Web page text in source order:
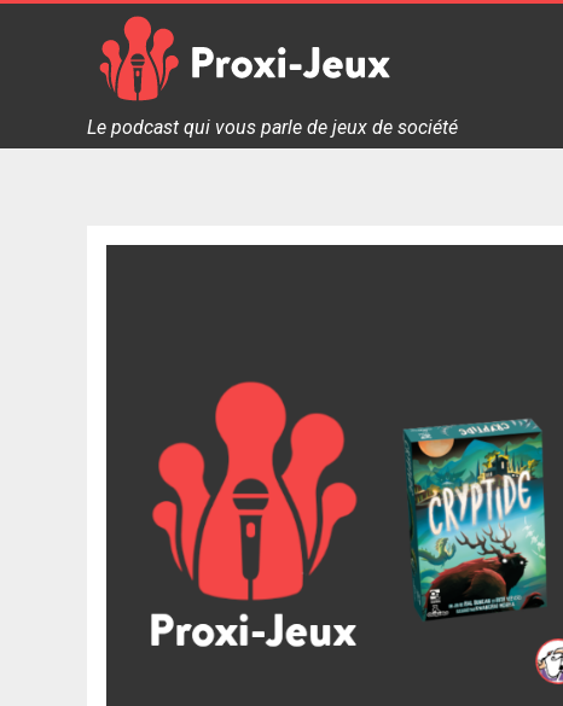
Proxi Jeux - Le podcast qui vous parle de jeux de société
Le podcast qui vous parle de jeux de société